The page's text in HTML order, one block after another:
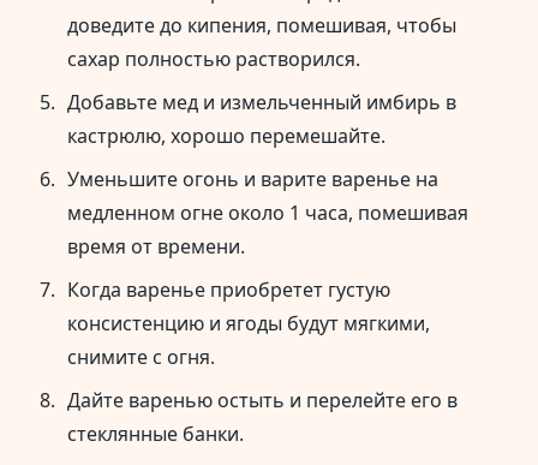
доведите до кипения, помешивая, чтобы
сахар полностью растворился.
Добавьте мед и измельченный имбирь в
кастрюлю, хорошо перемешайте.
Уменьшите огонь и варите варенье на
медленном огне около 1 часа, помешивая
время от времени.
Когда варенье приобретет густую
консистенцию и ягоды будут мягкими,
снимите с огня.
Дайте варенью остыть и перелейте его в
стеклянные банки.